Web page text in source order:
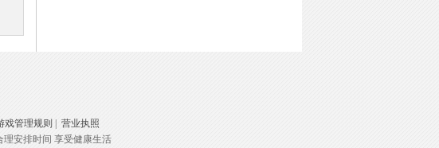
戏管理规则
营业执照
理安排时间 享受健康生活